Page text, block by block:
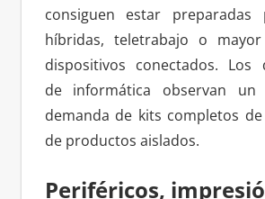
consiguen estar preparadas
híbridas, teletrabajo o
dispositivos conectados. Los
de informática observan
demanda de kits completos
de productos aislados.
Periféricos,